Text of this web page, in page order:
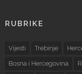
RUBRIKE
Vijesti Trebinje
Bosna i Hercegovina